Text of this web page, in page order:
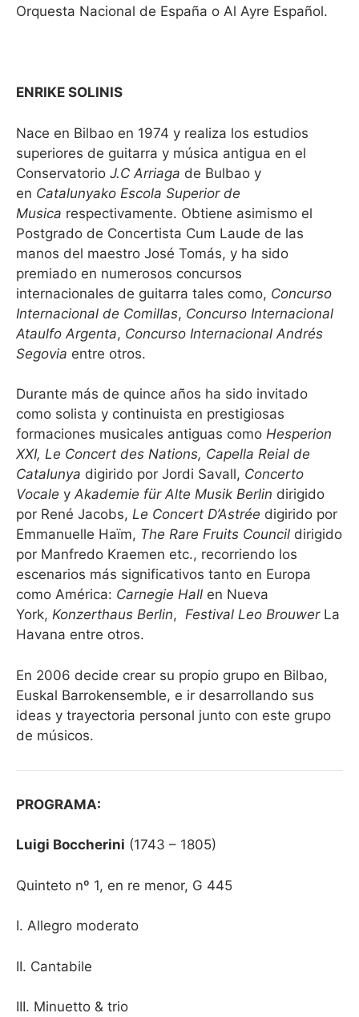
Orquesta Nacional de España o Al Ayre Español.
ENRIKE SOLINIS
Nace en Bilbao en 1974 y realiza los estudios
superiores de guitarra y música antigua en el
Conservatorio J.C Arriaga de Bulbao y
en Catalunyako Escola Superior de
Musica respectivamente. Obtiene asimismo el
Postgrado de Concertista Cum Laude de las
manos del maestro José Tomás, y ha sido
premiado en numerosos concursos
internacionales de guitarra tales como, Concurso
Internacional de Comillas, Concurso Internacional
Ataulfo Argenta, Concurso Internacional Andrés
Segovia entre otros.
Durante más de quince años ha sido invitado
como solista y continuista en prestigiosas
formaciones musicales antiguas como Hesperion
XXI, Le Concert des Nations, Capella Reial de
Catalunya digirido por Jordi Savall, Concerto
Vocale y Akademie für Alte Musik Berlin dirigido
por René Jacobs, Le Concert D’Astrée digirido por
Emmanuelle Haïm, The Rare Fruits Council dirigido
por Manfredo Kraemen etc., recorriendo los
escenarios más significativos tanto en Europa
como América: Carnegie Hall en Nueva
York, Konzerthaus Berlin, Festival Leo BrouwerLa
Havana entre otros.
En 2006 decide crear su propio grupo en Bilbao,
Euskal Barrokensemble, e ir desarrollando sus
ideas y trayectoria personal junto con este grupo
de músicos.
PROGRAMA:
Luigi Boccherini (1743 – 1805)
Quinteto nº 1, en re menor, G 445
I. Allegro moderato
II. Cantabile
III. Minuetto & trio